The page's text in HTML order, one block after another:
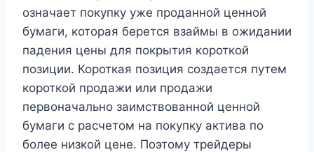
означает покупку уже проданной ценной
бумаги, которая берется взаймы в ожидании
падения цены для покрытия короткой
позиции. Короткая позиция создается путем
короткой продажи или продажи
первоначально заимствованной ценной
бумаги с расчетом на покупку актива по
более низкой цене. Поэтому трейдеры